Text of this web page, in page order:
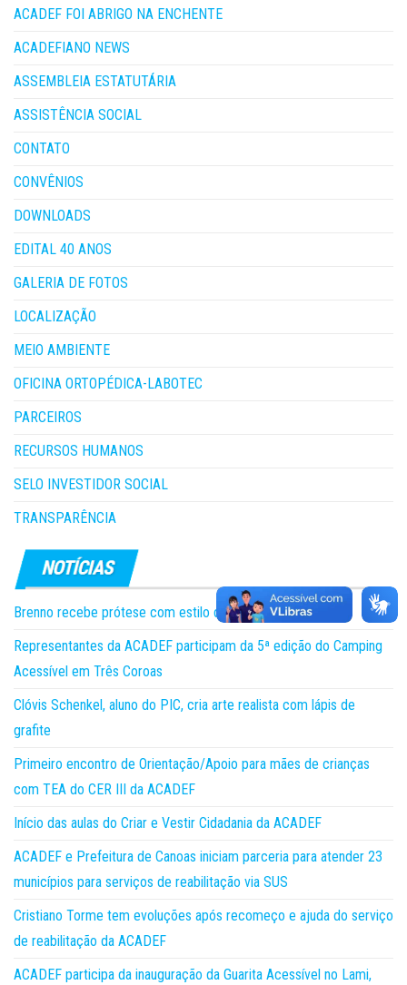
ACADEF FOI ABRIGO NA ENCHENTE
ACADEFIANO NEWS
ASSEMBLEIA ESTATUTÁRIA
ASSISTÊNCIA SOCIAL
CONTATO
CONVÊNIOS
DOWNLOADS
EDITAL 40 ANOS
GALERIA DE FOTOS
LOCALIZAÇÃO
MEIO AMBIENTE
OFICINA ORTOPÉDICA-LABOTEC
PARCEIROS
RECURSOS HUMANOS
SELO INVESTIDOR SOCIAL
TRANSPARÊNCIA
Brenno recebe prótese com estilo de herói!
Representantes da ACADEF participam da 5ª edição do Camping
Acessível em Três Coroas
Clóvis Schenkel, aluno do PIC, cria arte realista com lápis de
grafite
Primeiro encontro de Orientação/Apoio para mães de crianças
com TEA do CER III da ACADEF
Início das aulas do Criar e Vestir Cidadania da ACADEF
ACADEF e Prefeitura de Canoas iniciam parceria para atender 23
municípios para serviços de reabilitação via SUS
Cristiano Torme tem evoluções após recomeço e ajuda do serviço
de reabilitação da ACADEF
ACADEF participa da inauguração da Guarita Acessível no Lami,